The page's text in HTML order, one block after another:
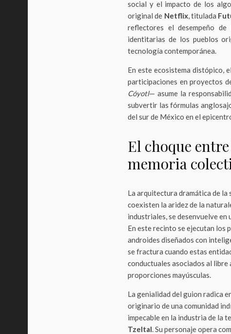
social y el impacto de los
original de Netflix, titulada
reflectores el desempeño
identitarias de los pueblos
tecnología contemporánea.
En este ecosistema distópico,
participaciones en proyectos
Cóyotl— asume la
subvertir las fórmulas
del sur de México en el
El choque
memoria
La arquitectura dramática de
coexisten la aridez de la
industriales, se desenvuelve
En este recinto se ejecutan los
androides diseñados con
se fractura cuando estas
conductuales asociados al
proporciones mayúsculas.
La genialidad del guion radica
originario de una comunidad
impecable en la industria de la
Tzeltal. Su personaje opera